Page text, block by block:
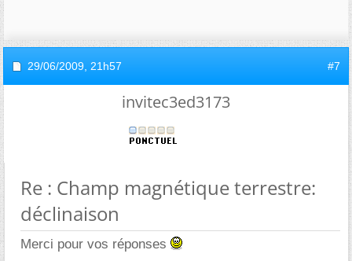
29/06/2009, 21h57 #7
invitec3ed3173
Re : Champ magnétique terrestre:
déclinaison
Merci pour vos réponses